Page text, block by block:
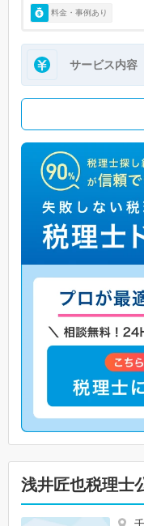
料金・事例あり
サービス内容
浅井匠也税理士